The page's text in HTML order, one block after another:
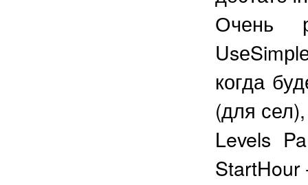
Очень
когда
(для
Levels
StartHour